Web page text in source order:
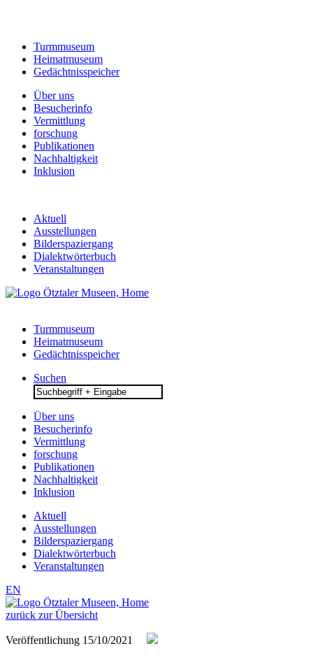
Turmmuseum
Heimatmuseum
Gedächtnisspeicher
Über uns
Besucherinfo
Vermittlung
forschung
Publikationen
Nachhaltigkeit
Inklusion
Aktuell
Ausstellungen
Bilderspaziergang
Dialektwörterbuch
Veranstaltungen
Turmmuseum
Heimatmuseum
Gedächtnisspeicher
Suchen
Search
for:
Über uns
Besucherinfo
Vermittlung
forschung
Publikationen
Nachhaltigkeit
Inklusion
Aktuell
Ausstellungen
Bilderspaziergang
Dialektwörterbuch
Veranstaltungen
EN
zurück zur Übersicht
Veröffentlichung 15/10/2021